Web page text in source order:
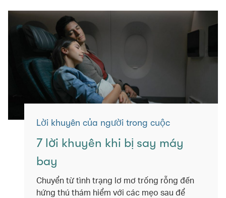
Lời khuyên của người trong cuộc
7 lời khuyên khi bị say máy
bay
Chuyển từ tình trạng lơ mơ trống rỗng đến
hứng thú thám hiểm với các mẹo sau để